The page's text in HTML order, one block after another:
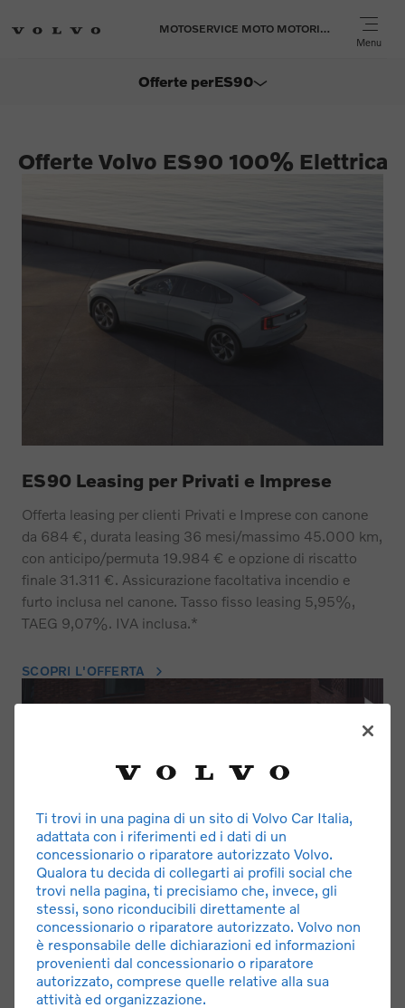
MOTOSERVICE MOTO MOTORI MARINI SPA
Menu
Offerte perES90
EX30
XC90
Offerte Volvo ES90 100% Elettrica
ES90 Leasing per Privati e Imprese
Offerta leasing per clienti Privati e Imprese con canone
da 684 €, durata leasing 36 mesi/massimo 45.000 km,
con anticipo/permuta 19.984 € e opzione di riscatto
finale 31.311 €. Assicurazione facoltativa incendio e
furto inclusa nel canone. Tasso fisso leasing 5,95%,
TAEG 9,07%. IVA inclusa.*
SCOPRI L'OFFERTA
ES90 Noleggio a P. Iva
Ti trovi in una pagina di un sito di Volvo Car Italia,
adattata con i riferimenti ed i dati di un
concessionario o riparatore autorizzato Volvo.
Qualora tu decida di collegarti ai profili social che
trovi nella pagina, ti precisiamo che, invece, gli
stessi, sono riconducibili direttamente al
concessionario o riparatore autorizzato. Volvo non
è responsabile delle dichiarazioni ed informazioni
provenienti dal concessionario o riparatore
autorizzato, comprese quelle relative alla sua
attività ed organizzazione.